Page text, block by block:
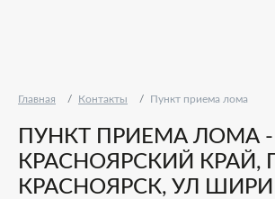
Главная Контакты Пункт приема лома
ПУНКТ ПРИЕМА ЛОМА -
КРАСНОЯРСКИЙ КРАЙ,
КРАСНОЯРСК, УЛ